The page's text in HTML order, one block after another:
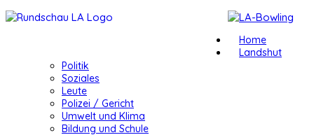
Home
Landshut
Politik
Soziales
Leute
Polizei / Gericht
Umwelt und Klima
Bildung und Schule